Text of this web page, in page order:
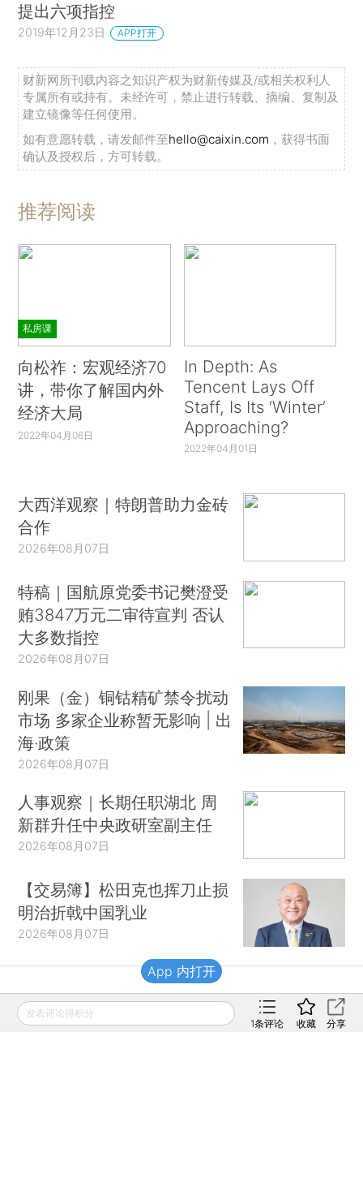
提出六项指控
2019年12月23日 APP打开
财新网所刊载内容之知识产权为财新传媒及/或相关权利人
专属所有或持有。未经许可，禁止进行转载、摘编、复制及
建立镜像等任何使用。
如有意愿转载，请发邮件至hello@caixin.com ，获得书面
确认及授权后，方可转载。
推荐阅读
私房课
向松祚：宏观经济70
讲，带你了解国内外
经济大局
2022年04月06日
In Depth: As
Tencent Lays Off
Staff, Is Its ‘Winter’
Approaching?
2022年04月01日
大西洋观察｜特朗普助力金砖
合作
2026年08月07日
特稿｜国航原党委书记樊澄受
贿3847万元二审待宣判 否认
大多数指控
2026年08月07日
刚果（金）铜钴精矿禁令扰动
市场 多家企业称暂无影响 | 出
海·政策
2026年08月07日
人事观察｜长期任职湖北 周
新群升任中央政研室副主任
2026年08月07日
【交易簿】松田克也挥刀止损
明治折戟中国乳业
2026年08月07日
财新移动
发表评论得积分
1条评论 收藏 分享
App 内打开